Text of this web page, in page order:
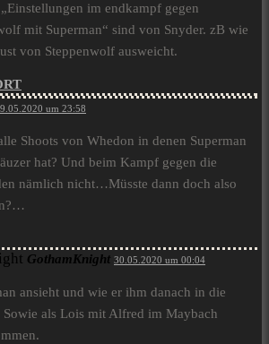
im endkampf gegen
mit Superman“ sind von Snyder. zB wie
von Steppenwolf ausweicht.
um 23:58
Shoots von Whedon in denen Superman
hat? Und beim Kampf gegen die
nämlich nicht…Müsste dann doch also
GothamKnight 30.05.2020 um 00:04
ansieht und wie er ihm danach in die
als Lois mit Alfred im Maybach